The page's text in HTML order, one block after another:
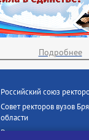
Подробнее
Российский союз
Совет ректоров вузов
области
Росстудцентр